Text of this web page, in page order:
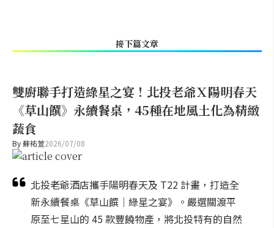
接下篇文章
雙廚聯手打造綠星之宴！北投老爺Ｘ陽明春天
《草山饌》永續餐桌，45種在地風土化為精緻
蔬食
By蘇祐萱2026/07/08
北投老爺酒店攜手陽明春天及 T22 計畫，打造全
新永續餐桌《草山饌｜綠星之宴》。嚴選關渡平
原至七星山的 45 款豐饒物產，將北投特有的自然